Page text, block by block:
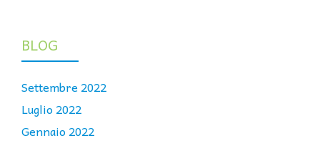
BLOG
Settembre 2022
Luglio 2022
Gennaio 2022